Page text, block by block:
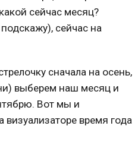
сейчас месяц?
сейчас на
сначала на осень,
выберем наш месяц и
Вот мы и
время года